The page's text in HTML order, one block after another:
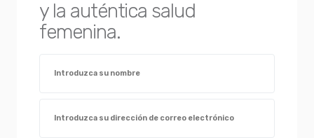
y la auténtica salud
femenina.